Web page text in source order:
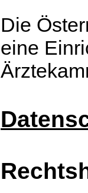
Die
eine